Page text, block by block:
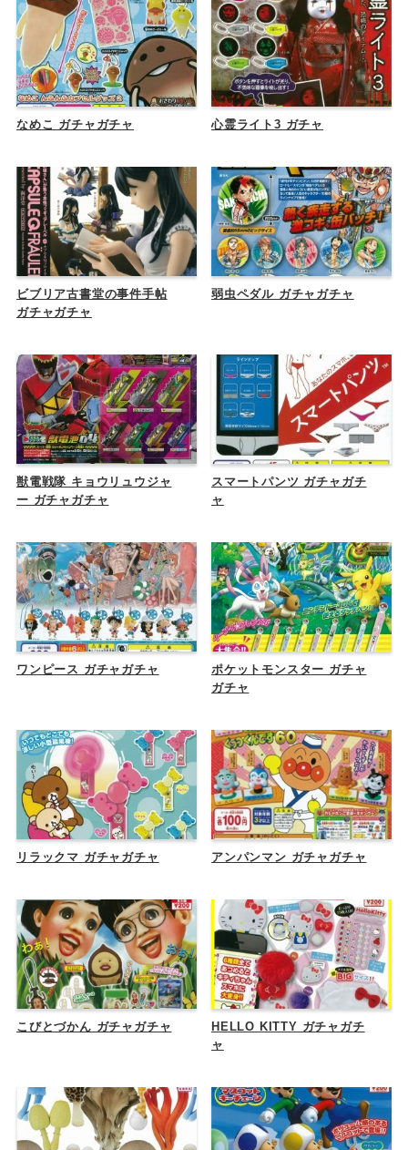
なめこ ガチャガチャ 心霊ライト3 ガチャ
ビブリア古書堂の事件手帖
ガチャガチャ
弱虫ペダル ガチャガチャ
獣電戦隊 キョウリュウジャ
ー ガチャガチャ
スマートパンツ ガチャガチ
ャ
ワンピース ガチャガチャ
ポケットモンスター ガチャ
ガチャ
リラックマ ガチャガチャ アンパンマン ガチャガチャ
こびとづかん ガチャガチャ
HELLO KITTY ガチャガチ
ャ